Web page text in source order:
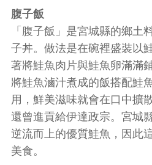
腹子飯
「腹子飯」是宮城縣的鄉土
子丼。做法是在碗裡盛裝以
著將鮭魚肉片與鮭魚卵滿滿鋪
將鮭魚滷汁煮成的飯搭配鮭
用，鮮美滋味就會在口中擴
還曾進貢給伊達政宗。宮城
逆流而上的優質鮭魚，因此
美食。